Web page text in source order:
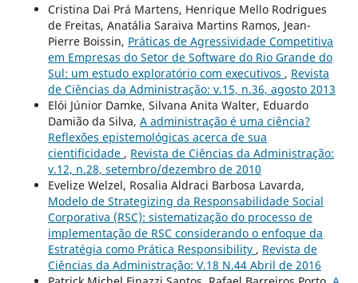
Cristina Dai Prá Martens, Henrique Mello Rodrigues
de Freitas, Anatália Saraiva Martins Ramos, Jean-
Pierre Boissin, Práticas de Agressividade Competitiva
em Empresas do Setor de Software do Rio Grande do
Sul: um estudo exploratório com executivos , Revista
de Ciências da Administração: v.15, n.36, agosto 2013
Elói Júnior Damke, Silvana Anita Walter, Eduardo
Damião da Silva, A administração é uma ciência?
Reflexões epistemológicas acerca de sua
cientificidade , Revista de Ciências da Administração:
v.12, n.28, setembro/dezembro de 2010
Evelize Welzel, Rosalia Aldraci Barbosa Lavarda,
Modelo de Strategizing da Responsabilidade Social
Corporativa (RSC): sistematização do processo de
implementação de RSC considerando o enfoque da
Estratégia como Prática Responsibility , Revista de
Ciências da Administração: V.18 N.44 Abril de 2016